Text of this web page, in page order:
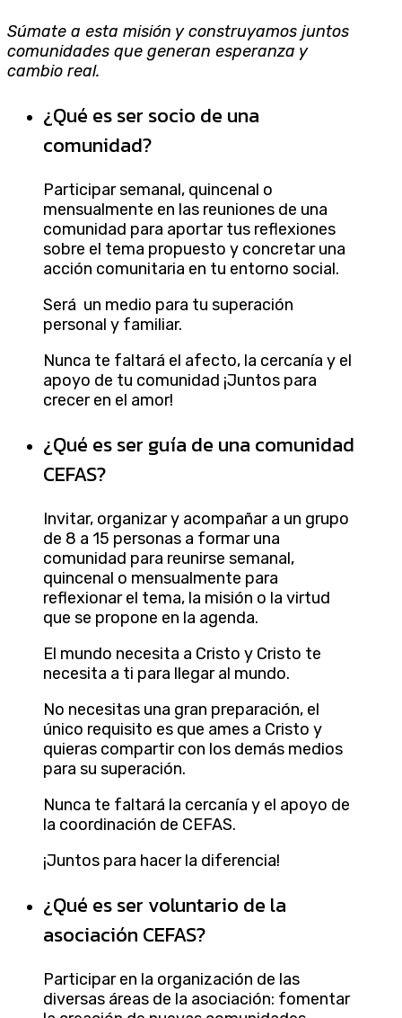
Súmate a esta misión y construyamos juntos
comunidades que generan esperanza y
cambio real.
¿Qué es ser socio de una
comunidad?
Participar semanal, quincenal o
mensualmente en las reuniones de una
comunidad para aportar tus reflexiones
sobre el tema propuesto y concretar una
acción comunitaria en tu entorno social.
Será un medio para tu superación
personal y familiar.
Nunca te faltará el afecto, la cercanía y el
apoyo de tu comunidad ¡Juntos para
crecer en el amor!
¿Qué es ser guía de una comunidad
CEFAS?
Invitar, organizar y acompañar a un grupo
de 8 a 15 personas a formar una
comunidad para reunirse semanal,
quincenal o mensualmente para
reflexionar el tema, la misión o la virtud
que se propone en la agenda.
El mundo necesita a Cristo y Cristo te
necesita a ti para llegar al mundo.
No necesitas una gran preparación, el
único requisito es que ames a Cristo y
quieras compartir con los demás medios
para su superación.
Nunca te faltará la cercanía y el apoyo de
la coordinación de CEFAS.
¡Juntos para hacer la diferencia!
¿Qué es ser voluntario de la
asociación CEFAS?
Participar en la organización de las
diversas áreas de la asociación: fomentar